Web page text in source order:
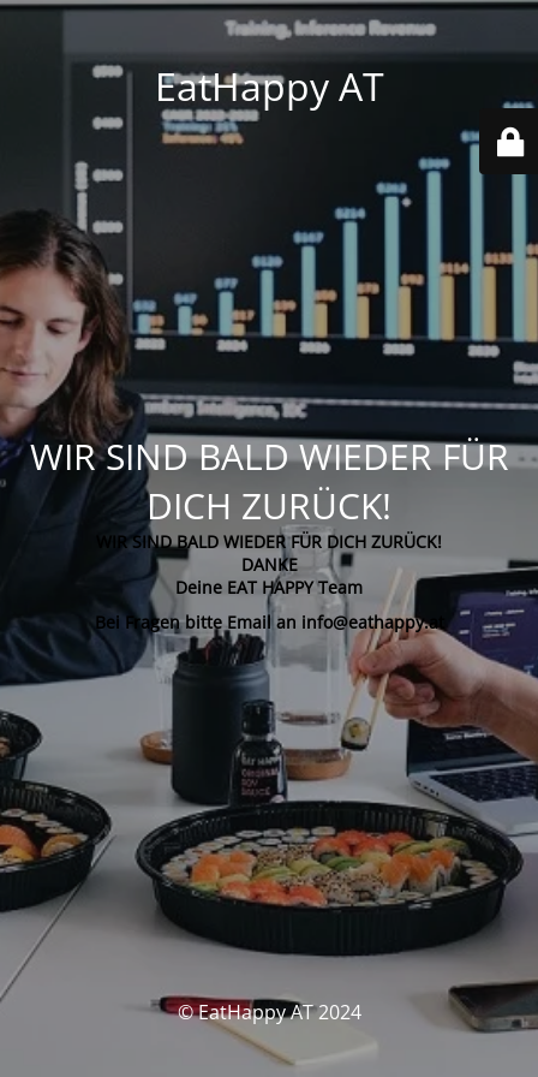
EatHappy AT
WIR SIND BALD WIEDER FÜR
DICH ZURÜCK!
WIR SIND BALD WIEDER FÜR DICH ZURÜCK!
DANKE
Deine EAT HAPPY Team
Bei Fragen bitte Email an info@eathappy.at
© EatHappy AT 2024